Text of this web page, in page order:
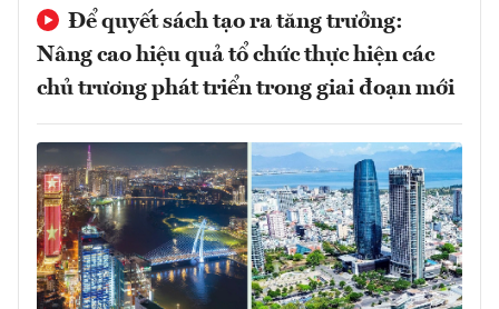
Để quyết sách tạo ra tăng trưởng:
Nâng cao hiệu quả tổ chức thực hiện các
chủ trương phát triển trong giai đoạn mới